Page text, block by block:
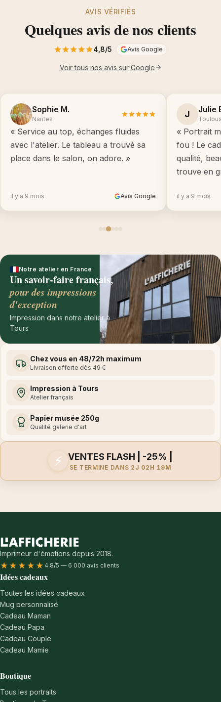
AVIS VÉRIFIÉS
Quelques avis de nos clients
4,8/5 Avis Google
Voir tous nos avis sur Google
Sophie M.
Nantes
« Service au top, échanges fluides
avec l'atelier. Le tableau a trouvé sa
place dans le salon, on adore. »
il y a 9 mois Avis Google
J Julie
« Portrait
fou ! Le
qualité,
trouve en
il y a 9 mois
Notre atelier en France
Un savoir-faire français,
pour des impressions
d'exception
Impression dans notre atelier à
Tours
Chez vous en 48/72h maximum
Livraison offerte dès 49 €
Impression à Tours
Atelier français
Papier musée 250g
Qualité galerie d'art
⚡ VENTES FLASH | -25% |
SE TERMINE DANS 2J 02H 19M
Imprimeur d'émotions depuis 2018.
★★★★★ 4,8/5 — 6 000 avis clients
Idées cadeaux
Toutes les idées cadeaux
Mug personnalisé
Cadeau Maman
Cadeau Papa
Cadeau Couple
Cadeau Mamie
Boutique
Tous les portraits